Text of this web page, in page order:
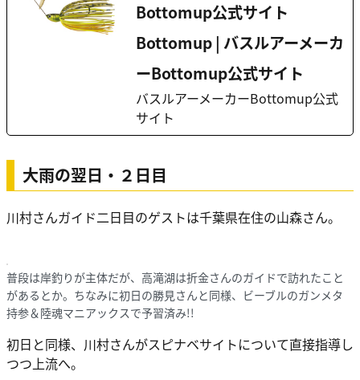
Bottomup公式サイト
Bottomup | バスルアーメーカ
ーBottomup公式サイト
バスルアーメーカーBottomup公式
サイト
大雨の翌日・２日目
川村さんガイド二日目のゲストは千葉県在住の山森さん。
普段は岸釣りが主体だが、高滝湖は折金さんのガイドで訪れたこと
があるとか。ちなみに初日の勝見さんと同様、ビーブルのガンメタ
持参＆陸魂マニアックスで予習済み!!
初日と同様、川村さんがスピナベサイトについて直接指導し
つつ上流へ。